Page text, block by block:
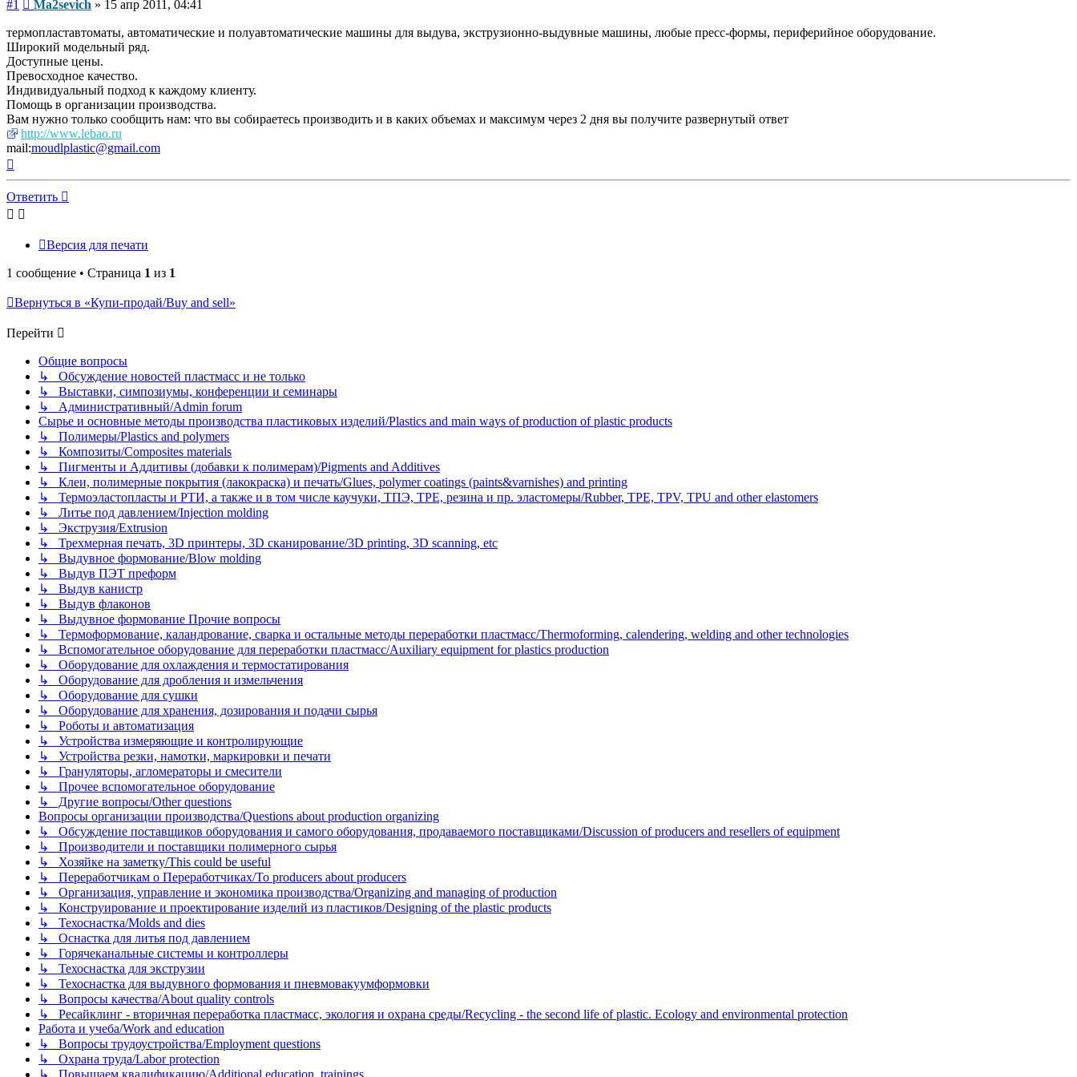
#1 Ma2sevich » 15 апр 2011, 04:41
термопластавтоматы, автоматические и полуавтоматические машины для выдува, экструзионно-выдувные машины, любые пресс-формы, периферийное оборудование.
Широкий модельный ряд.
Доступные цены.
Превосходное качество.
Индивидуальный подход к каждому клиенту.
Помощь в организации производства.
Вам нужно только сообщить нам: что вы собираетесь производить и в каких объемах и максимум через 2 дня вы получите развернутый ответ
http://www.lebao.ru
mail:moudlplastic@gmail.com
началу
Ответить
Версия для печати
1 сообщение • Страница 1 из 1
Вернуться в «Купи-продай/Buy and sell»
Перейти
Общие вопросы
↳ Обсуждение новостей пластмасс и не только
↳ Выставки, симпозиумы, конференции и семинары
↳ Административный/Admin forum
Сырье и основные методы производства пластиковых изделий/Plastics and main ways of production of plastic products
↳ Полимеры/Plastics and polymers
↳ Композиты/Сomposites materials
↳ Пигменты и Аддитивы (добавки к полимерам)/Pigments and Additives
↳ Клеи, полимерные покрытия (лакокраска) и печать/Glues, polymer coatings (paints&varnishes) and printing
↳ Термоэластопласты и РТИ, а также и в том числе каучуки, ТПЭ, TPE, резина и пр. эластомеры/Rubber, TPE, TPV, TPU and other elastomers
↳ Литье под давлением/Injection molding
↳ Экструзия/Extrusion
↳ Трехмерная печать, 3D принтеры, 3D сканирование/3D printing, 3D scanning, etc
↳ Выдувное формование/Blow molding
↳ Выдув ПЭТ преформ
↳ Выдув канистр
↳ Выдув флаконов
↳ Выдувное формование Прочие вопросы
↳ Термоформование, каландрование, сварка и остальные методы переработки пластмасс/Thermoforming, calendering, welding and other technologies
↳ Вспомогательное оборудование для переработки пластмасс/Auxiliary equipment for plastics production
↳ Оборудование для охлаждения и термостатирования
↳ Оборудование для дробления и измельчения
↳ Оборудование для сушки
↳ Оборудование для хранения, дозирования и подачи сырья
↳ Роботы и автоматизация
↳ Устройства измеряющие и контролирующие
↳ Устройства резки, намотки, маркировки и печати
↳ Грануляторы, агломераторы и смесители
↳ Прочее вспомогательное оборудование
↳ Другие вопросы/Other questions
Вопросы организации производства/Questions about production organizing
↳ Обсуждение поставщиков оборудования и самого оборудования, продаваемого поставщиками/Discussion of producers and resellers of equipment
↳ Производители и поставщики полимерного сырья
↳ Хозяйке на заметку/This could be useful
↳ Переработчикам о Переработчиках/To producers about producers
↳ Организация, управление и экономика производства/Organizing and managing of production
↳ Конструирование и проектирование изделий из пластиков/Designing of the plastic products
↳ Техоснастка/Molds and dies
↳ Оснастка для литья под давлением
↳ Горячеканальные системы и контроллеры
↳ Техоснастка для экструзии
↳ Техоснастка для выдувного формования и пневмовакуумформовки
↳ Вопросы качества/About quality controls
↳ Ресайклинг - вторичная переработка пластмасс, экология и охрана среды/Recycling - the second life of plastic. Ecology and environmental protection
Работа и учеба/Work and education
↳ Вопросы трудоустройства/Employment questions
↳ Охрана труда/Labor protection
↳ Повышаем квалификацию/Additional education, trainings